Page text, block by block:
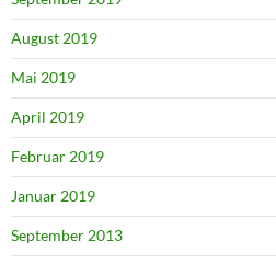
August 2019
Mai 2019
April 2019
Februar 2019
Januar 2019
September 2013